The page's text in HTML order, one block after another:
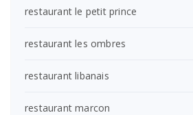
restaurant le petit prince
restaurant les ombres
restaurant libanais
restaurant marcon